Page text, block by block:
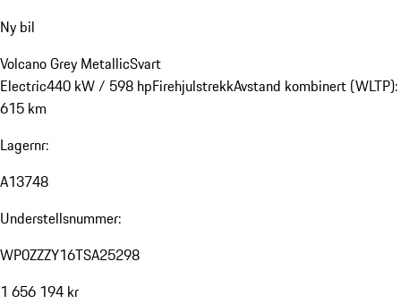
Ny bil
Volcano Grey MetallicSvart
Electric440 kW / 598 hpFirehjulstrekkAvstand kombinert (WLTP):
615 km
Lagernr:
A13748
Understellsnummer:
WP0ZZZY16TSA25298
1 656 194 kr